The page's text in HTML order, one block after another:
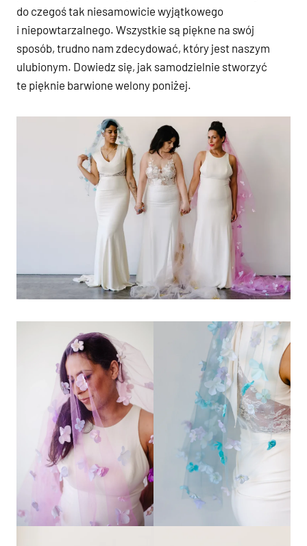
do czegoś tak niesamowicie wyjątkowego
i niepowtarzalnego. Wszystkie są piękne na swój
sposób, trudno nam zdecydować, który jest naszym
ulubionym. Dowiedz się, jak samodzielnie stworzyć
te pięknie barwione welony poniżej.